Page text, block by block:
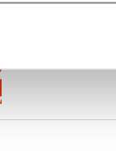
DE L'ÉDUCATION,